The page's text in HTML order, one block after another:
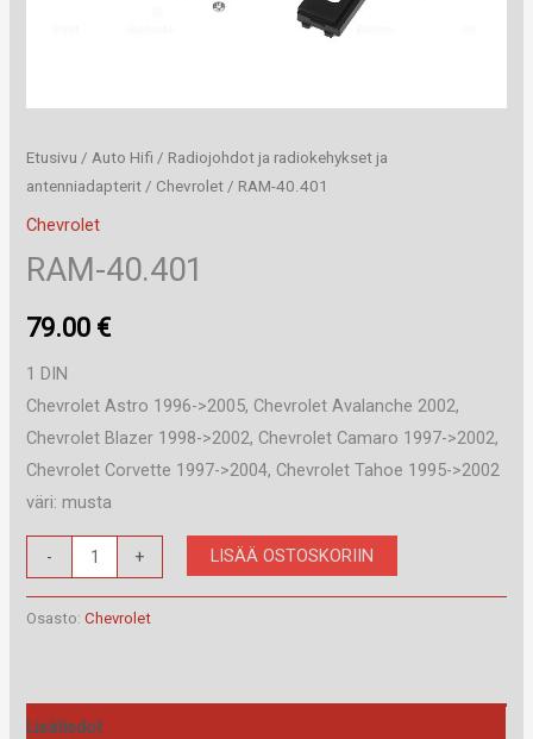
Etusivu / Auto Hifi / Radiojohdot ja radiokehykset ja
antenniadapterit / Chevrolet / RAM-40.401
Chevrolet
RAM-40.401
79.00 €
1 DIN
Chevrolet Astro 1996->2005, Chevrolet Avalanche 2002,
Chevrolet Blazer 1998->2002, Chevrolet Camaro 1997->2002,
Chevrolet Corvette 1997->2004, Chevrolet Tahoe 1995->2002
väri: musta
-
40.401
määrä
+ LISÄÄ OSTOSKORIIN
Osasto:Chevrolet
Lisätiedot